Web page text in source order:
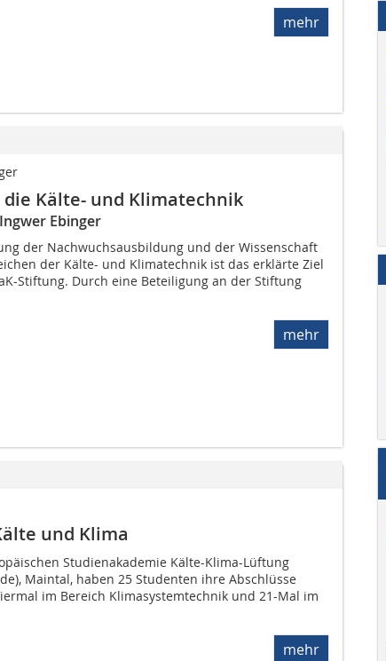
mehr
Kälte- und Klimatechnik
Ebinger
der Nachwuchsausbildung und der Wissenschaft
der Kälte- und Klimatechnik ist das erklärte Ziel
Stiftung. Durch eine Beteiligung an der Stiftung
mehr
und Klima
Studienakademie Kälte-Klima-Lüftung
Maintal, haben 25 Studenten ihre Abschlüsse
im Bereich Klimasystemtechnik und 21-Mal im
mehr